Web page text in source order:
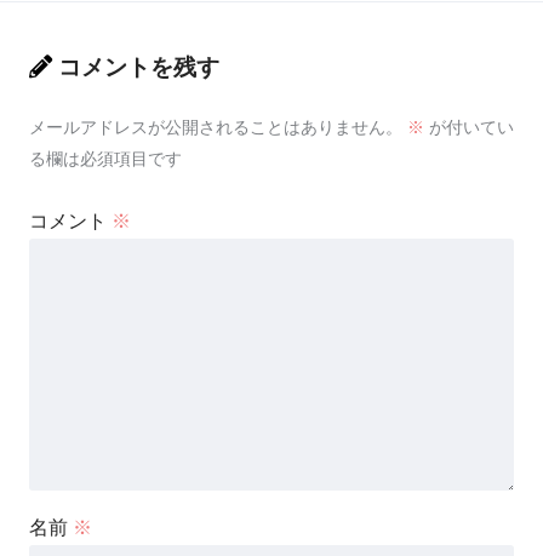
コメントを残す
メールアドレスが公開されることはありません。 ※ が付いてい
る欄は必須項目です
コメント ※
名前 ※